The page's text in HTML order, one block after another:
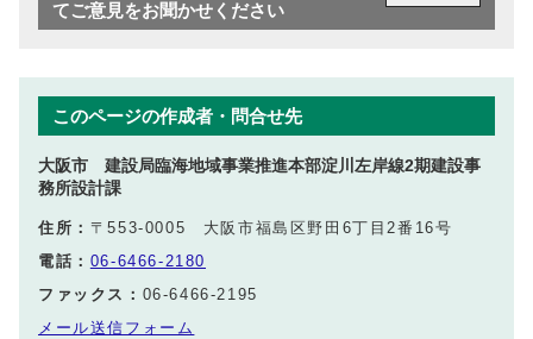
てご意見をお聞かせください
このページの作成者・問合せ先
大阪市 建設局臨海地域事業推進本部淀川左岸線2期建設事
務所設計課
住所： 〒553-0005 大阪市福島区野田6丁目2番16号
電話： 06-6466-2180
ファックス： 06-6466-2195
メール送信フォーム